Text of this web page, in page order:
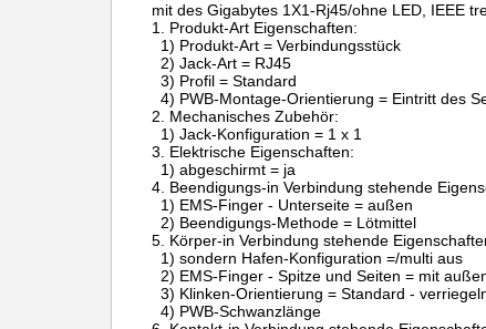
mit des Gigabytes 1X1-Rj45/ohne LED, IEEE
1. Produkt-Art
1) Produkt-Art = Verbindungsstück
2) Jack-Art = RJ45
3) Profil = Standard
4) PWB-Montage-Orientierung = Eintritt des
2. Mechanisches Zubehör:
1) Jack-Konfiguration = 1 x 1
3. Elektrische Eigenschaften:
1) abgeschirmt = ja
4. Beendigungs-in Verbindung stehende
1) EMS-Finger - Unterseite = außen
2) Beendigungs-Methode = Lötmittel
5. Körper-in Verbindung stehende
1) sondern Hafen-Konfiguration =/multi aus
2) EMS-Finger - Spitze und Seiten = mit
3) Klinken-Orientierung = Standard -
4) PWB-Schwanzlänge